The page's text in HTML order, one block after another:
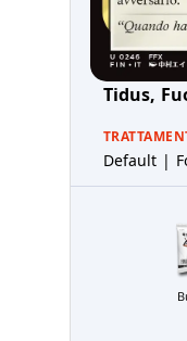
Tidus,
Default |